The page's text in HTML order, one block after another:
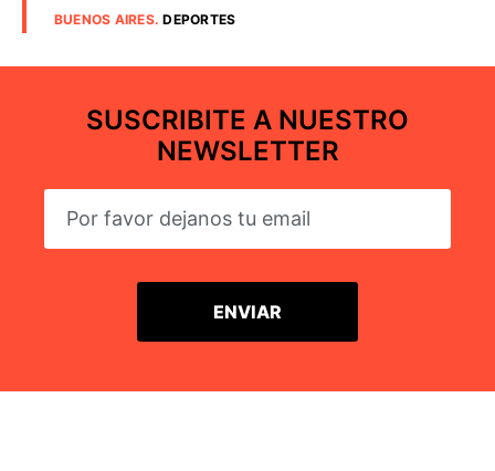
BUENOS AIRES.DEPORTES
SUSCRIBITE A NUESTRO
NEWSLETTER